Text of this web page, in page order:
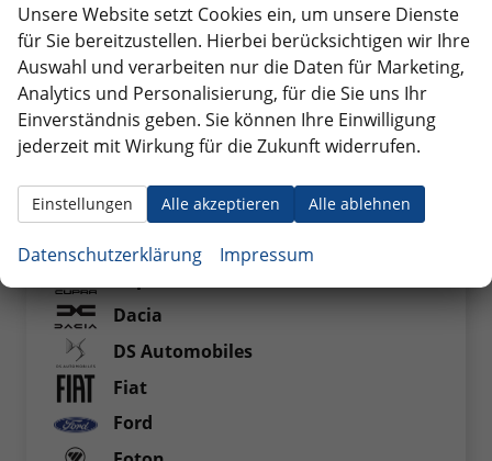
Fahrzeugnr.
BYD
Citroen
Dacia
DS Automobiles
Fiat
Ford
Unsere Website setzt Cookies ein, um unsere Dienste
für Sie bereitzustellen. Hierbei berücksichtigen wir Ihre
Auswahl und verarbeiten nur die Daten für Marketing,
Analytics und Personalisierung, für die Sie uns Ihr
Einverständnis geben. Sie können Ihre Einwilligung
jederzeit mit Wirkung für die Zukunft widerrufen.
Alle akzeptieren Alle ablehnen
Einstellungen
Datenschutzerklärung Impressum